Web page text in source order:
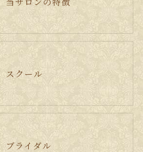
スクール
ブライダル